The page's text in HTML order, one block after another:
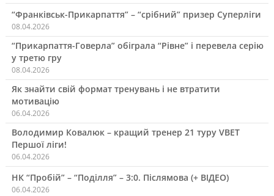
“Франківськ-Прикарпаття” – “срібний” призер Суперліги
08.04.2026
“Прикарпаття-Говерла” обіграла “Рівне” і перевела серію
у третю гру
08.04.2026
Як знайти свій формат тренувань і не втратити
мотивацію
06.04.2026
Володимир Ковалюк – кращий тренер 21 туру VBET
Першої ліги!
06.04.2026
НК “Пробій” – “Поділля” – 3:0. Післямова (+ ВІДЕО)
06.04.2026